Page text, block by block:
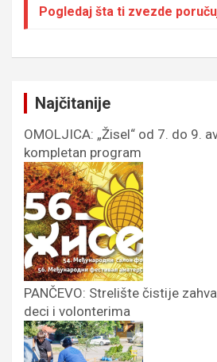
Pogledaj šta ti zvezde
Najčitanije
OMOLJICA: „Žisel“ od 7. do 9.
kompletan program
PANČEVO: Strelište čistije
deci i volonterima